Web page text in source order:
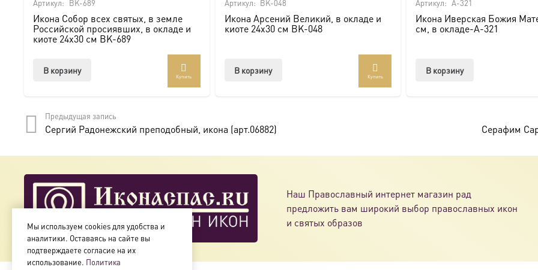
Мы предлагаем купить икону в Москве с доставкой по России. Также можно заказать икону в окладе и киоте.
Доступна в стандартных размерах или может быть изготовлена под заказ по вашим размерам.
Подписывайтесь на нашу группу ВКонтакте:
Артикул: BK-689
Икона Собор всех святых, в земле
Российской просиявших, в окладе и
киоте 24х30 см BK-689
В корзину
Купить
Артикул: BK-048
Икона Арсений Великий, в окладе и
киоте 24х30 см BK-048
В корзину
Купить
Артикул: A-321
Икона Иверская Божия
см, в окладе-A-321
В корзину
Предыдущая запись
Сергий Радонежский преподобный, икона (арт.06882) Серафим
Наш Православный интернет магазин рад
предложить вам широкий выбор православных икон
и святых образов
Мы используем cookies для удобства и
аналитики. Оставаясь на сайте вы
подтверждаете согласие на их
использование. Политика